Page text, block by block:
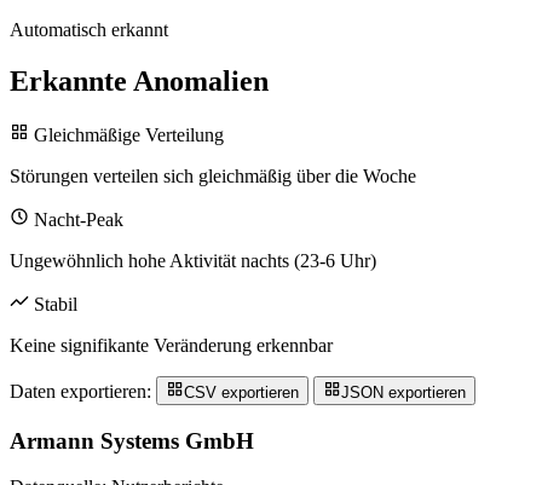
Automatisch erkannt
Erkannte Anomalien
Gleichmäßige Verteilung
Störungen verteilen sich gleichmäßig über die Woche
Nacht-Peak
Ungewöhnlich hohe Aktivität nachts (23-6 Uhr)
Stabil
Keine signifikante Veränderung erkennbar
Daten exportieren: CSV exportieren JSON exportieren
Armann Systems GmbH